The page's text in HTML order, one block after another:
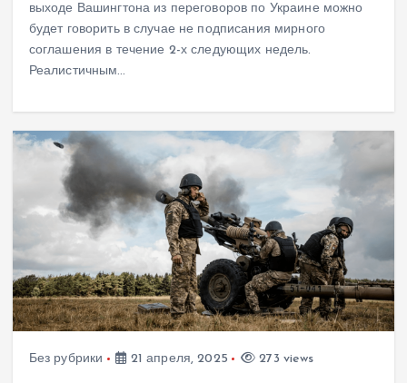
выходе Вашингтона из переговоров по Украине можно
будет говорить в случае не подписания мирного
соглашения в течение 2-х следующих недель.
Реалистичным…
Без рубрики 21 апреля, 2025 273 views